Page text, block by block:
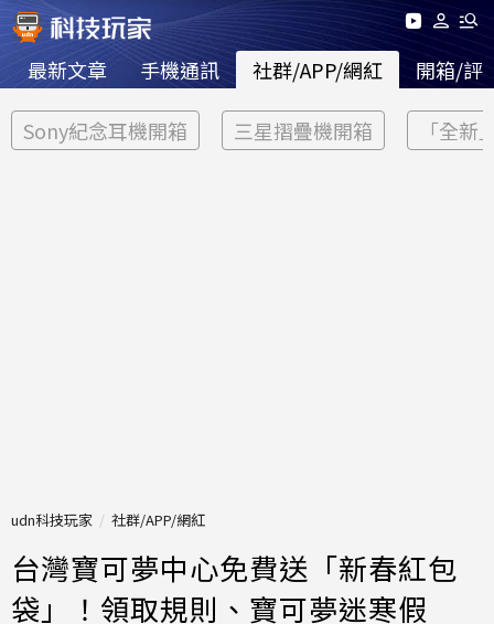
最新文章 手機通訊 社群/APP/網紅 開箱/評
Sony紀念耳機開箱 三星摺疊機開箱 「全新
udn科技玩家 社群/APP/網紅
台灣寶可夢中心免費送「新春紅包
袋」！領取規則、寶可夢迷寒假